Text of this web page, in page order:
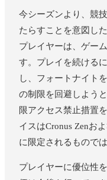
今シーズンより、競
たらすことを意図し
プレイヤーは、ゲー
す。プレイを続ける
し、フォートナイト
の制限を回避しよう
限アクセス禁止措置
イスはCronus Zenお
に限定されるもので
プレイヤーに優位性